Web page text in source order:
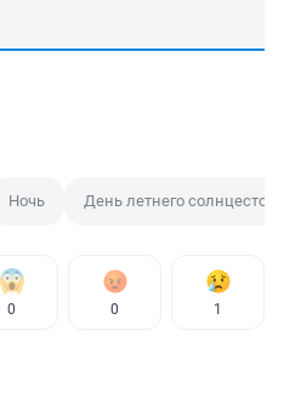
Ночь День летнего
0 0 1